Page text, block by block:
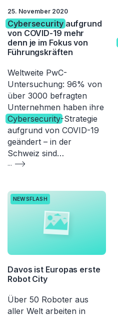
25. November 2020
Cybersecurityaufgrund
von COVID-19 mehr
denn je im Fokus von
Führungskräften
Weltweite PwC-
Untersuchung: 96% von
über 3000 befragten
Unternehmen haben ihre
Cybersecurity-Strategie
aufgrund von COVID-19
geändert – in der
Schweiz sind…
...
NEWSFLASH
Davos ist Europas erste
Robot City
Über 50 Roboter aus
aller Welt arbeiten in